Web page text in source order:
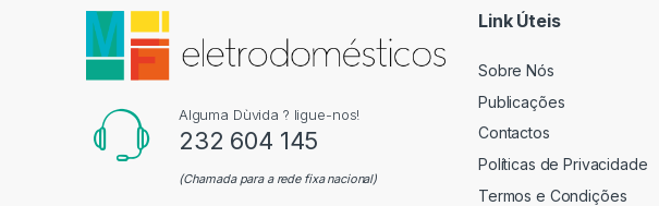
Alguma Dùvida ? ligue-nos!
232 604 145
(Chamada para a rede fixa nacional)
Link Úteis
Sobre Nós
Publicações
Contactos
Políticas de Privacidade
Termos e Condições